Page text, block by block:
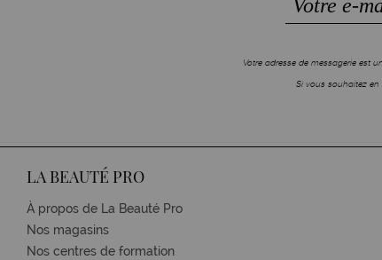
Votre adresse de messagerie est
Si vous souhaitez en
LA BEAUTÉ PRO
À propos de La Beauté Pro
Nos magasins
Nos centres de formation